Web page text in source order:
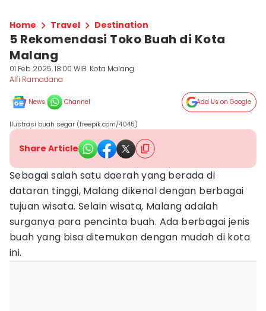
Home Travel Destination
5 Rekomendasi Toko Buah di Kota
Malang
01 Feb 2025, 18:00 WIB Kota Malang
Alfi Ramadana
News Channel Add Us on Google
Ilustrasi buah segar (freepik.com/4045)
Share Article
Sebagai salah satu daerah yang berada di
dataran tinggi, Malang dikenal dengan berbagai
tujuan wisata. Selain wisata, Malang adalah
surganya para pencinta buah. Ada berbagai jenis
buah yang bisa ditemukan dengan mudah di kota
ini.